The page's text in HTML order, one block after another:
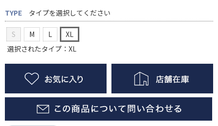
TYPE タイプを選択してください
S M L
XL
選択されたタイプ：XL